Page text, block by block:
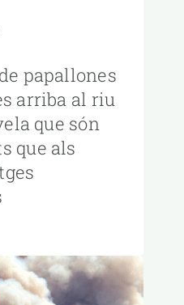
papallones
arriba al riu
que són
que als